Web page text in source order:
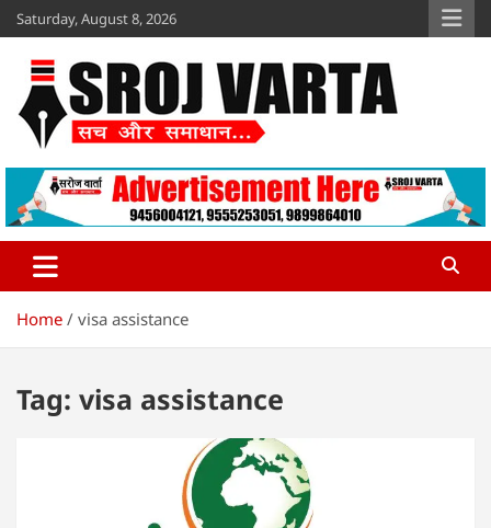
Skip
to
content
Saturday, August 8, 2026
Sroj Varta
www.srojvarta.in
Home visa assistance
Tag: visa assistance